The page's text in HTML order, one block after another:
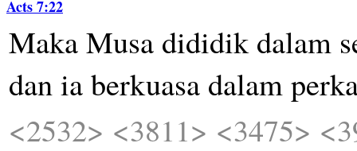
Acts 7:22
MakaMusa dididik dalam
daniaberkuasa dalam
<2532> <3811> <3475>